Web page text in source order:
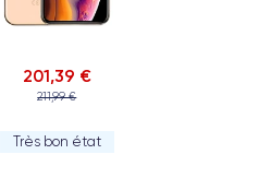
201,39 €
211,99 €
Très bon état